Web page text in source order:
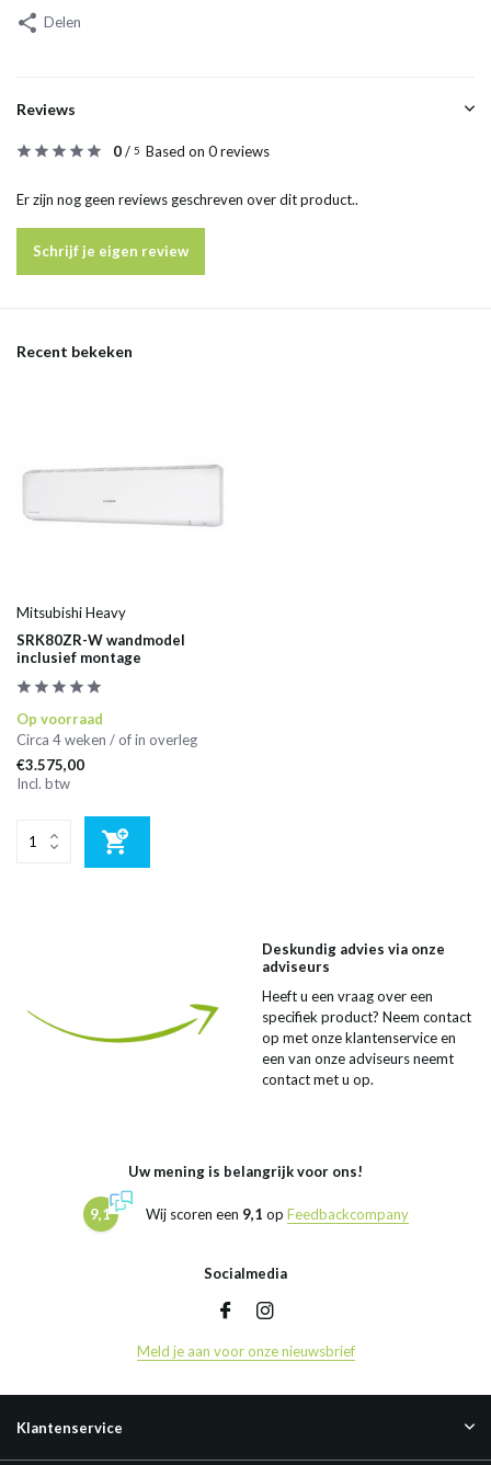
Delen
Reviews
0/ 5 Based on 0 reviews
Er zijn nog geen reviews geschreven over dit product..
Schrijf je eigen review
Recent bekeken
Mitsubishi Heavy
SRK80ZR-W wandmodel
inclusief montage
Op voorraad
Circa 4 weken / of in overleg
€3.575,00
Incl. btw
Deskundig advies via onze
adviseurs
Heeft u een vraag over een
specifiek product? Neem contact
op met onze klantenservice en
een van onze adviseurs neemt
contact met u op.
Uw mening is belangrijk voor ons!
9,1 Wij scoren een 9,1 op Feedbackcompany
Socialmedia
Meld je aan voor onze nieuwsbrief
Klantenservice